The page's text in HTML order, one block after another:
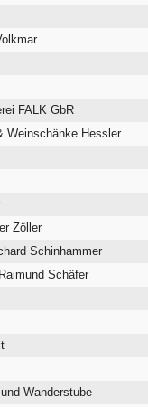
FALK GbR
Weinschänke Hessler
Zöller
Schinhammer
Schäfer
Wanderstube